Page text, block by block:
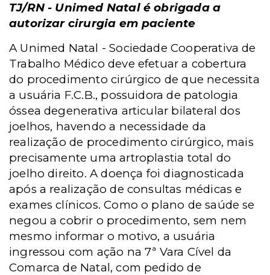
TJ/RN - Unimed Natal é obrigada a
autorizar cirurgia em paciente
A Unimed Natal - Sociedade Cooperativa de
Trabalho Médico deve efetuar a cobertura
do procedimento cirúrgico de que necessita
a usuária F.C.B., possuidora de patologia
óssea degenerativa articular bilateral dos
joelhos, havendo a necessidade da
realização de procedimento cirúrgico, mais
precisamente uma artroplastia total do
joelho direito. A doença foi diagnosticada
após a realização de consultas médicas e
exames clínicos. Como o plano de saúde se
negou a cobrir o procedimento, sem nem
mesmo informar o motivo, a usuária
ingressou com ação na 7ª Vara Cível da
Comarca de Natal, com pedido de